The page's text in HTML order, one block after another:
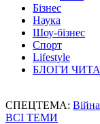
Бізнес
Наука
Шоу-бізнес
Спорт
Lifestyle
БЛОГИ
СПЕЦТЕМА: Війна
ВСІ ТЕМИ